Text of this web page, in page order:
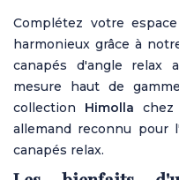
Complétez votre
harmonieux grâce à
canapés d'angle relax
mesure haut de
collection Himolla chez
allemand reconnu pour
canapés relax.